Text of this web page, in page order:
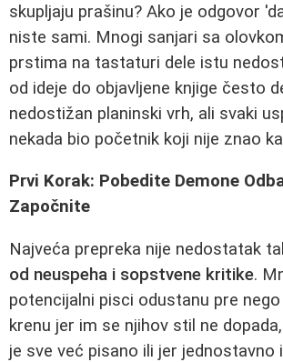
skupljaju prašinu? Ako je odgovor
niste sami. Mnogi sanjari sa
prstima na tastaturi dele istu
od ideje do objavljene knjige često
nedostižan planinski vrh, ali svaki
nekada bio početnik koji nije znao
Prvi Korak: Pobedite Demone
Započnite
Najveća prepreka nije nedostatak
od neuspeha i sopstvene kritike.
potencijalni pisci odustanu pre
krenu jer im se njihov stil ne
je sve već pisano ili jer jednostavno